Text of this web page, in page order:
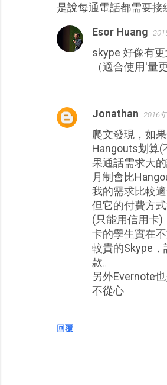
是說每通電話都需要接
回覆
Esor Huang
skype 好像有
（適合使用'量
Jonathan 2016
爬文發現，如
Hangouts划算(
果通話需求大
月制會比
我的需求比較
但它的付費方
(只能用信用卡)
卡的學生實在
較貴的Skype
款。
另外Evernote
不從心